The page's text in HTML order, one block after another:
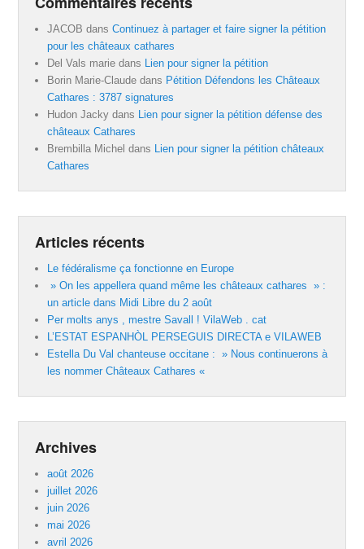
JACOB dansContinuez à partager et faire signer la pétition
pour les châteaux cathares
Del Vals marie dans
Lien pour signer la pétition
Borin Marie-Claude dans Pétition Défendons les Châteaux
Cathares : 3787 signatures
Hudon Jacky dans
Lien pour signer la pétition défense des
châteaux Cathares
Brembilla Michel dans
Lien pour signer la pétition châteaux
Cathares
Articles récents
Le fédéralisme ça fonctionne en Europe
» On les appellera quand même les châteaux cathares » :
un article dans Midi Libre du 2 août
Per molts anys , mestre Savall ! VilaWeb . cat
L’ESTAT ESPANHÒL PERSEGUIS DIRECTA e VILAWEB
Estella Du Val chanteuse occitane : » Nous continuerons à
les nommer Châteaux Cathares «
Archives
août 2026
juillet 2026
juin 2026
mai 2026
avril 2026